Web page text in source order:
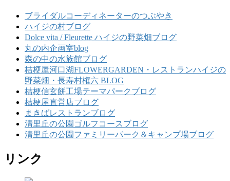
ブライダルコーディネーターのつぶやき
ハイジの村ブログ
Dolce vita / Fleurette ハイジの野菜畑ブログ
丸の内企画室blog
森の中の水族館ブログ
桔梗屋河口湖FLOWERGARDEN・レストランハイジの
野菜畑・長寿村権六 BLOG
桔梗信玄餅工場テーマパークブログ
桔梗屋直営店ブログ
まきばレストランブログ
清里丘の公園ゴルフコースブログ
清里丘の公園ファミリーパーク＆キャンプ場ブログ
リンク